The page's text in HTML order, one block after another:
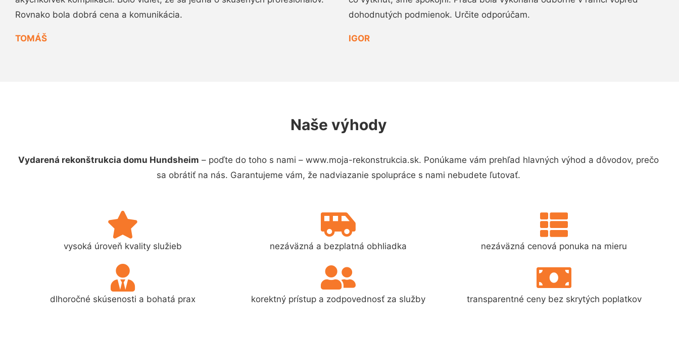
Rovnako bola dobrá cena a komunikácia.
TOMÁŠ
dohodnutých podmienok. Určite odporúčam.
IGOR
Naše výhody
Vydarená rekonštrukcia domu Hundsheim – poďte do toho s nami – www.moja-rekonstrukcia.sk. Ponúkame vám prehľad hlavných výhod a dôvodov, prečo
sa obrátiť na nás. Garantujeme vám, že nadviazanie spolupráce s nami nebudete ľutovať.
vysoká úroveň kvality služieb nezáväzná a bezplatná obhliadka nezáväzná cenová ponuka na mieru
dlhoročné skúsenosti a bohatá prax korektný prístup a zodpovednosť za služby transparentné ceny bez skrytých poplatkov